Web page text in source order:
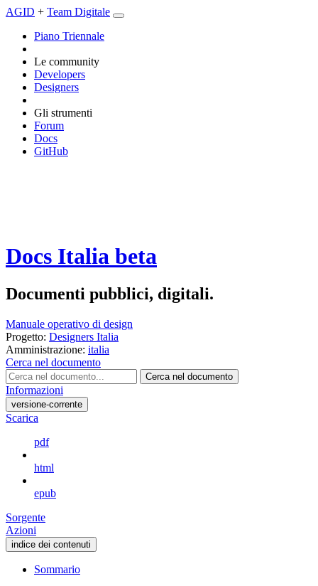
AGID + Team Digitale
Piano Triennale
Le community
Developers
Designers
Gli strumenti
Forum
Docs
GitHub
Docs Italia beta
Documenti pubblici, digitali.
Manuale operativo di design
Progetto: Designers Italia
Amministrazione: italia
Cerca nel documento
Cerca nel documento
Informazioni
versione-corrente
Scarica
pdf
html
epub
Sorgente
Azioni
indice dei contenuti
Sommario